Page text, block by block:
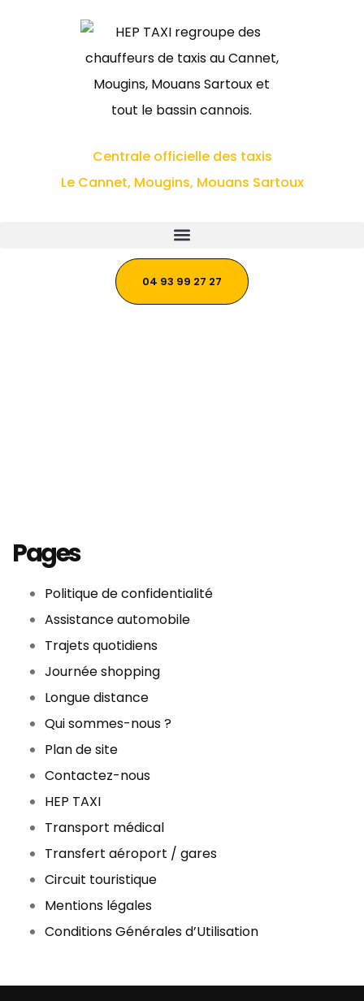
Centrale officielle des taxis
Le Cannet, Mougins, Mouans Sartoux
04 93 99 27 27
Pages
Politique de confidentialité
Assistance automobile
Trajets quotidiens
Journée shopping
Longue distance
Qui sommes-nous ?
Plan de site
Contactez-nous
HEP TAXI
Transport médical
Transfert aéroport / gares
Circuit touristique
Mentions légales
Conditions Générales d’Utilisation